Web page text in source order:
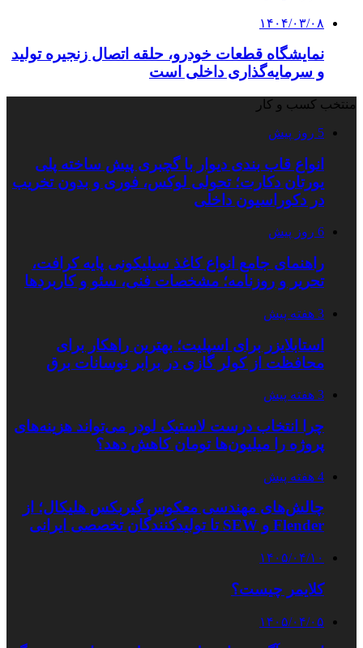
۱۴۰۴/۰۳/۰۸
نمایشگاه قطعات خودرو، حلقه اتصال زنجیره تولید
و سرمایه‌گذاری داخلی است
منتخب کسب و کار
5 روز پیش
انواع قاب بندی دیوار با گچبری پیش ساخته پلی
یورتان دکارت؛ تحولی لوکس، فوری و بدون تخریب
در دکوراسیون داخلی
6 روز پیش
راهنمای جامع انواع کاغذ سیلیکونی پایه کرافت،
تحریر و روزنامه؛ مشخصات فنی، سئو و کاربردها
3 هفته پیش
استابلایزر برای اسپلیت؛ بهترین راهکار برای
محافظت از کولر گازی در برابر نوسانات برق
3 هفته پیش
چرا انتخاب درست لاستیک لودر می‌تواند هزینه‌های
پروژه را میلیون‌ها تومان کاهش دهد؟
4 هفته پیش
چالش‌های مهندسی معکوس گیربکس هلیکال؛ از
Flender و SEW تا تولیدکنندگان تخصصی ایرانی
۱۴۰۵/۰۴/۱۰
کلایمر چیست؟
۱۴۰۵/۰۴/۰۵